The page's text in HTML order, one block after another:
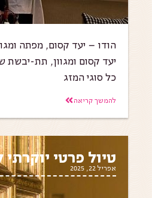
הודו – יעד קסום, מפתה
יעד קסום ומגוון, תת-
כל סוגי המזג
להמשך קריאה
טיול פרטי יוקרתי
אפריל 22, 2025